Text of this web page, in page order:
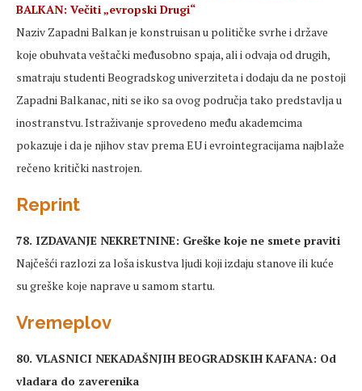
BALKAN: Večiti „evropski Drugi“
Naziv Zapadni Balkan je konstruisan u političke svrhe i države
koje obuhvata veštački međusobno spaja, ali i odvaja od drugih,
smatraju studenti Beogradskog univerziteta i dodaju da ne postoji
Zapadni Balkanac, niti se iko sa ovog područja tako predstavlja u
inostranstvu. Istraživanje sprovedeno među akademcima
pokazuje i da je njihov stav prema EU i evrointegracijama najblaže
rečeno kritički nastrojen.
Reprint
78. IZDAVANJE NEKRETNINE: Greške koje ne smete praviti
Najčešći razlozi za loša iskustva ljudi koji izdaju stanove ili kuće
su greške koje naprave u samom startu.
Vremeplov
80. VLASNICI NEKADAŠNJIH BEOGRADSKIH KAFANA: Od
vladara do zaverenika